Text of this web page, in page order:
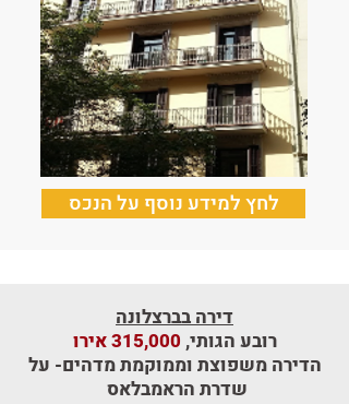
לחץ למידע נוסף על הנכס
דירה בברצלונה
רובע הגותי, 315,000 אירו
הדירה משפוצת וממוקמת מדהים- על
שדרת הראמבלאס